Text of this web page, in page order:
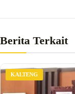
Berita Terkait
KALTENG